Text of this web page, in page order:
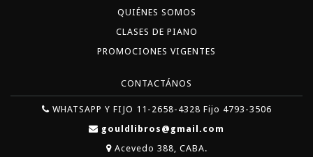
QUIÉNES SOMOS
CLASES DE PIANO
PROMOCIONES VIGENTES
CONTACTÁNOS
WHATSAPP Y FIJO 11-2658-4328 Fijo 4793-3506
gouldlibros@gmail.com
Acevedo 388, CABA.